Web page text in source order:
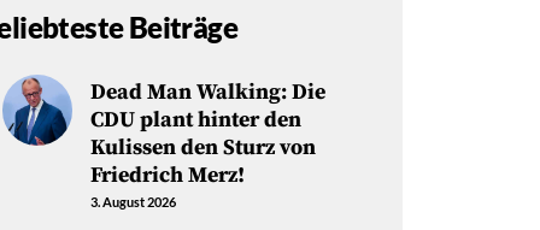
Beiträge
Dead Man Walking: Die
CDU plant hinter den
Kulissen den Sturz von
Friedrich Merz!
3. August 2026